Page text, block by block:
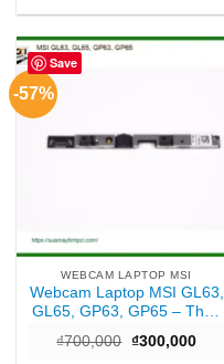
Save
-57%
WEBCAM LAPTOP MSI
Webcam Laptop MSI GL63,
GL65, GP63, GP65 – Thay
TPHCM
₫700,000 Giá
₫300,000Giá